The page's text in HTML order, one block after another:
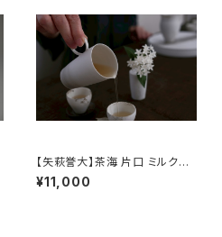
【矢萩誉大】茶海 片口 ミルクピ
ッチャー / 【Takahiro Yahagi】
Fair cup Katakuchi Milk pit
¥11,000